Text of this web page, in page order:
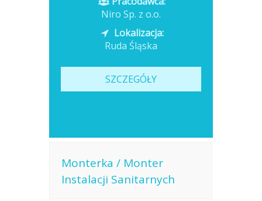
Niro Sp. z o.o.
Lokalizacja:
Ruda Śląska
SZCZEGÓŁY
Monterka / Monter
Instalacji Sanitarnych